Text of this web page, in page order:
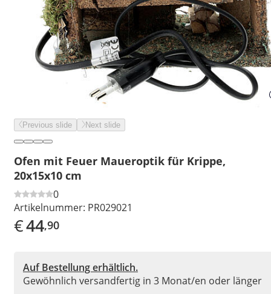
Previous slide Next slide
Ofen mit Feuer Maueroptik für Krippe,
20x15x10 cm
0
Artikelnummer: PR029021
€44,90
Auf Bestellung erhältlich.
Gewöhnlich versandfertig in 3 Monat/en oder länger